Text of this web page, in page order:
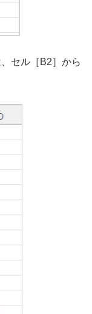
セル［B2］から